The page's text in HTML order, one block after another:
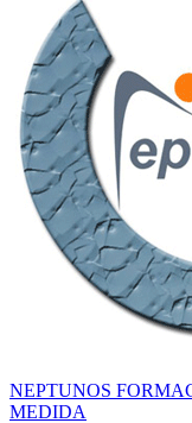
NEPTUNOS
MEDIDA